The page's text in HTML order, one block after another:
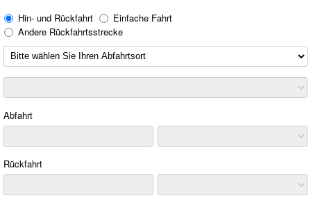
Hin- und Rückfahrt
Einfache Fahrt
Andere Rückfahrtsstrecke
Abfahrt
Rückfahrt